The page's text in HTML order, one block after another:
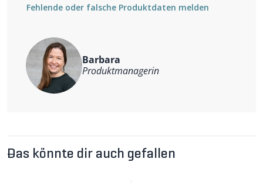
Gürtelschlaufen
2 Hosentaschen
2 Gesässtaschen
Weitere Informationen
Material: 96% recyceltes Polyamid, 4% Elastan
Fehlende oder falsche Produktdaten melden
Barbara
Produktmanagerin
Das könnte dir auch gefallen